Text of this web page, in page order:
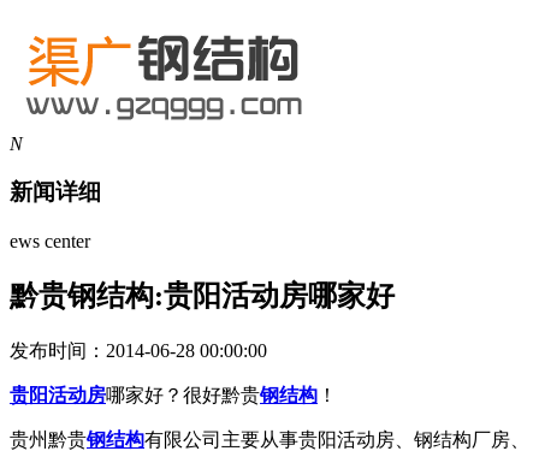
N
新闻详细
ews center
黔贵钢结构:贵阳活动房哪家好
发布时间：2014-06-28 00:00:00
贵阳活动房哪家好？很好黔贵钢结构 ！
贵州黔贵钢结构有限公司主要从事贵阳活动房、钢结构厂房、